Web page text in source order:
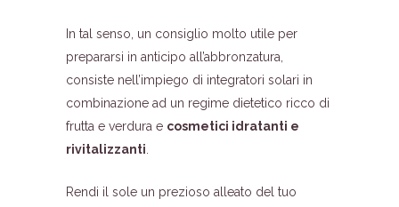
In tal senso, un consiglio molto utile per
prepararsi in anticipo all’abbronzatura,
consiste nell’impiego di integratori solari in
combinazione ad un regime dietetico ricco di
frutta e verdura e cosmetici idratanti e
rivitalizzanti
Rendi il sole un prezioso alleato del tuo